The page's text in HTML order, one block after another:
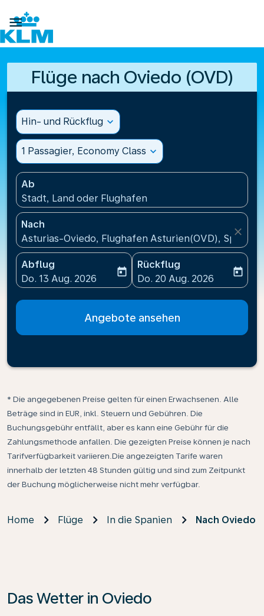

Flüge nach Oviedo (OVD)
Hin- und Rückflug expand_more
1 Passagier, Economy Class expand_more
Ab
Stadt, Land oder Flughafen
Nach
Asturias-Oviedo, Flughafen Asturien(OVD), Spanien
close
Abflug
fc-booking-departure-date-aria-label
Do. 13 Aug. 2026
today
Rückflug
fc-booking-return-date-
Do. 20 Aug. 2026
today
Angebote ansehen
* Die angegebenen Preise gelten für einen Erwachsenen. Alle
Beträge sind in EUR, inkl. Steuern und Gebühren. Die
Buchungsgebühr entfällt, aber es kann eine Gebühr für die
Zahlungsmethode anfallen. Die gezeigten Preise können je nach
Tarifverfügbarkeit variieren.Die angezeigten Tarife waren
innerhalb der letzten 48 Stunden gültig und sind zum Zeitpunkt
der Buchung möglicherweise nicht mehr verfügbar.
Home Flüge In die Spanien Nach Oviedo
Das Wetter in Oviedo